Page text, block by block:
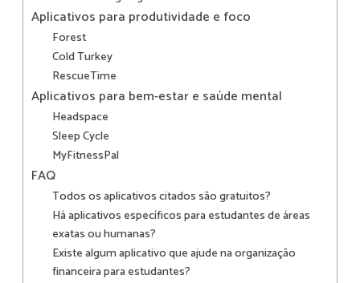
Aplicativos para produtividade e foco
Forest
Cold Turkey
RescueTime
Aplicativos para bem-estar e saúde mental
Headspace
Sleep Cycle
MyFitnessPal
FAQ
Todos os aplicativos citados são gratuitos?
Há aplicativos específicos para estudantes de áreas
exatas ou humanas?
Existe algum aplicativo que ajude na organização
financeira para estudantes?